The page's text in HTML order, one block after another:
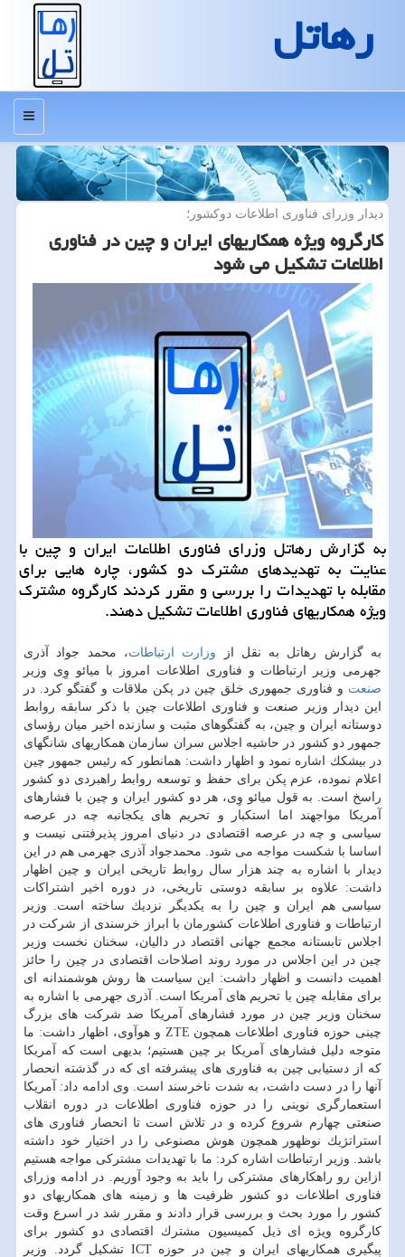
رهاتل
منو
دیدار وزرای فناوری اطلاعات دوكشور؛
كارگروه ویژه همكاریهای ایران و چین در فناوری
اطلاعات تشكیل می شود
به گزارش رهاتل وزرای فناوری اطلاعات ایران و چین با
عنایت به تهدیدهای مشترك دو كشور، چاره هایی برای
مقابله با تهدیدات را بررسی و مقرر كردند كارگروه مشترك
ویژه همكاریهای فناوری اطلاعات تشكیل دهند.
به گزارش رهاتل به نقل از وزارت ارتباطات، محمد جواد آذری
جهرمی وزیر ارتباطات و فناوری اطلاعات امروز با میائو وِی وزیر
صنعت و فناوری جمهوری خلق چین در پكن ملاقات و گفتگو كرد. در
این دیدار وزیر صنعت و فناوری اطلاعات چین با ذكر سابقه روابط
دوستانه ایران و چین، به گفتگوهای مثبت و سازنده اخیر میان رؤسای
جمهور دو كشور در حاشیه اجلاس سران سازمان همكاریهای شانگهای
در بیشكك اشاره نمود و اظهار داشت: همانطور كه رئیس جمهور چین
اعلام نموده، عزم پكن برای حفظ و توسعه روابط راهبردی دو كشور
راسخ است. به قول میائو وِی، هر دو كشور ایران و چین با فشارهای
آمریكا مواجهند اما استكبار و تحریم های یكجانبه چه در عرصه
سیاسی و چه در عرصه اقتصادی در دنیای امروز پذیرفتنی نیست و
اساسا با شكست مواجه می شود. محمدجواد آذری جهرمی هم در این
دیدار با اشاره به چند هزار سال روابط تاریخی ایران و چین اظهار
داشت: علاوه بر سابقه دوستی تاریخی، در دوره اخیر اشتراكات
سیاسی هم ایران و چین را به یكدیگر نزدیك ساخته است. وزیر
ارتباطات و فناوری اطلاعات كشورمان با ابراز خرسندی از شركت در
اجلاس تابستانه مجمع جهانی اقتصاد در دالیان، سخنان نخست وزیر
چین در این اجلاس در مورد روند اصلاحات اقتصادی در چین را حائز
اهمیت دانست و اظهار داشت: این سیاست ها روش هوشمندانه ای
برای مقابله چین با تحریم های آمریكا است. آذری جهرمی با اشاره به
سخنان وزیر چین در مورد فشارهای آمریكا ضد شركت های بزرگ
چینی حوزه فناوری اطلاعات همچون ZTE و هوآوی، اظهار داشت: ما
متوجه دلیل فشارهای آمریكا بر چین هستیم؛ بدیهی است كه آمریكا
كه از دستیابی چین به فناوری های پیشرفته ای كه در گذشته انحصار
آنها را در دست داشت، به شدت ناخرسند است. وی ادامه داد: آمریكا
استعمارگری نوینی را در حوزه فناوری اطلاعات در دوره انقلاب
صنعتی چهارم شروع كرده و در تلاش است تا انحصار فناوری های
استراتژیك نوظهور همچون هوش مصنوعی را در اختیار خود داشته
باشد. وزیر ارتباطات اشاره كرد: ما با تهدیدات مشتركی مواجه هستیم
ازاین رو راهكارهای مشتركی را باید به وجود آوریم. در ادامه وزرای
فناوری اطلاعات دو كشور ظرفیت ها و زمینه های همكاریهای دو
كشور را مورد بحث و بررسی قرار دادند و مقرر شد در اسرع وقت
كارگروه ویژه ای ذیل كمیسیون مشترك اقتصادی دو كشور برای
پیگیری همكاریهای ایران و چین در حوزه ICT تشكیل گردد. وزیر